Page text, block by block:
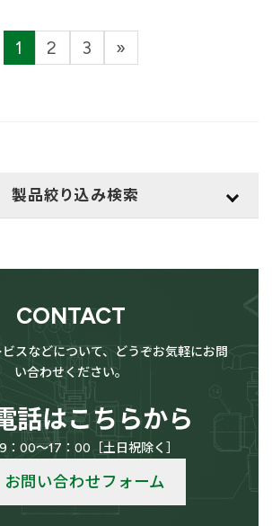
固
1
固
2
固
3 »
製品絞り込み検索
バルク供給用
CONTACT
スなどについて、どうぞお気軽にお問
い合わせください。
話はこちらから
：00～17：00［土日祝除く］
お問い合わせフォーム